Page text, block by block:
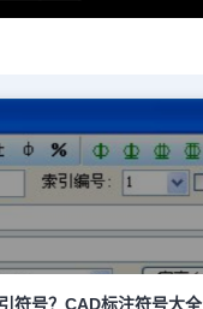
符号？CAD标注符号大全